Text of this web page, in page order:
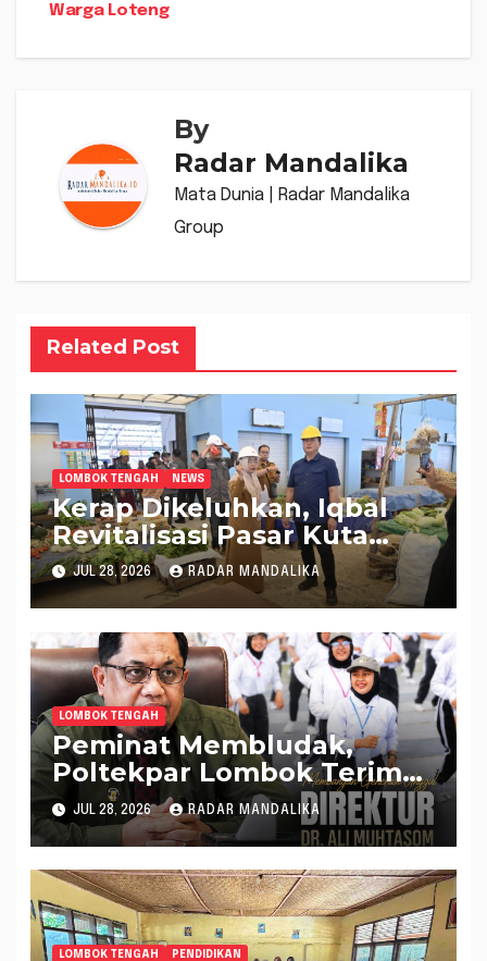
Warga Loteng
By
Radar Mandalika
Mata Dunia | Radar Mandalika
Group
Related Post
LOMBOK TENGAH NEWS
Kerap Dikeluhkan, Iqbal
Revitalisasi Pasar Kuta
Mandalika Jadi Lebih
Nyaman
JUL 28, 2026 RADAR MANDALIKA
LOMBOK TENGAH
Peminat Membludak,
Poltekpar Lombok Terima
560 Mahasiswa Baru
JUL 28, 2026 RADAR MANDALIKA
LOMBOK TENGAH PENDIDIKAN